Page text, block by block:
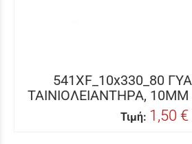
541XF_10x330_80
ΤΑΙΝΙΟΛΕΙΑΝΤΗΡΑ, 10MM
Τιμή: 1,50 €